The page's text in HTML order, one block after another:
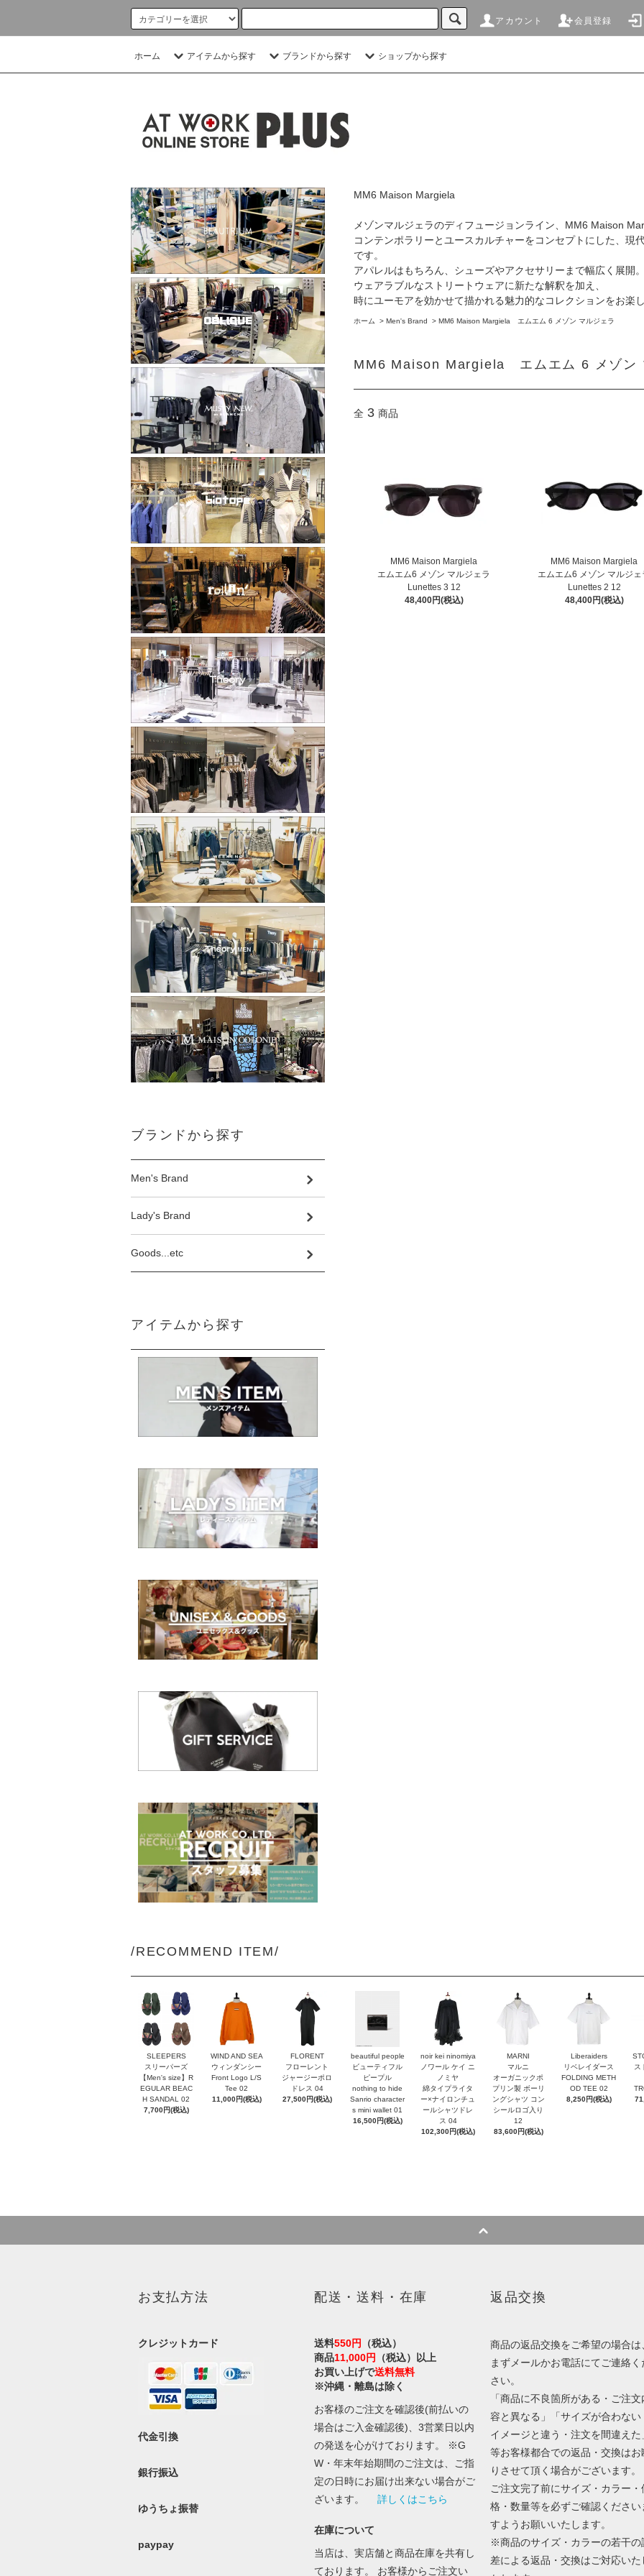
アカウント 会員登録
ホーム アイテムから探す ブランドから探す ショップから探す
MM6 Maison Margiela
メゾンマルジェラのディフュージョンライン、MM6 Maison
コンテンポラリーとユースカルチャーをコンセプトにした、現
です。
アパレルはもちろん、シューズやアクセサリーまで幅広く展開。
ウェアラブルなストリートウェアに新たな解釈を加え、
時にユーモアを効かせて描かれる魅力的なコレクションをお楽し
ホーム > Men's Brand > MM6 Maison Margiela エムエム 6 メゾン マルジェラ
MM6 Maison Margiela エムエム 6 メゾン
全 3 商品
MM6 Maison Margiela
エムエム6 メゾン マルジェラ
Lunettes 3 12
48,400円(税込)
MM6 Maison Margiela
エムエム6 メゾン マルジェ
Lunettes 2 12
48,400円(税込)
ブランドから探す
Men's Brand
Lady's Brand
Goods...etc
アイテムから探す
/RECOMMEND ITEM/
SLEEPERS
スリーパーズ
【Men's size】R
EGULAR BEAC
H SANDAL 02
7,700円(税込)
WIND AND SEA
ウィンダンシー
Front Logo L/S
Tee 02
11,000円(税込)
FLORENT
フローレント
ジャージーポロ
ドレス 04
27,500円(税込)
beautiful people
ビューティフル
ピープル
nothing to hide
Sanrio character
s mini wallet⁠ 01
16,500円(税込)
noir kei ninomiya
ノワール ケイ ニ
ノミヤ
綿タイプライタ
ー×ナイロンチュ
ールシャツドレ
ス 04
102,300円(税込)
MARNI
マルニ
オーガニックポ
プリン製 ボーリ
ングシャツ コン
シールロゴ入り
12
83,600円(税込)
Liberaiders
リベレイダース
FOLDING METH
OD TEE 02
8,250円(税込)
ス
お支払方法
クレジットカード
代金引換
銀行振込
ゆうちょ振替
paypay
配送・送料・在庫
送料550円
（税込）
商品11,000円
（税込）以上
お買い上げで送料無料
※沖縄・離島は除く
お客様のご注文を確認後(前払いの
場合はご入金確認後)、3営業日以内
の発送を心がけております。 ※G
W・年末年始期間のご注文は、ご指
定の日時にお届け出来ない場合がご
ざいます。 詳しくはこちら
在庫について
当店は、実店舗と商品在庫を共有し
ております。 お客様からご注文い
返品交換
商品の返品交換をご希望の場合は
まずメールかお電話にてご連絡く
さい。
「商品に不良箇所がある・ご注文
容と異なる」「サイズが合わない
イメージと違う・注文を間違えた
等お客様都合での返品・交換はお
りさせて頂く場合がございます。
ご注文完了前にサイズ・カラー・
格・数量等を必ずご確認ください
すようお願いいたします。
※商品のサイズ・カラーの若干の
差による返品・交換はご対応いた